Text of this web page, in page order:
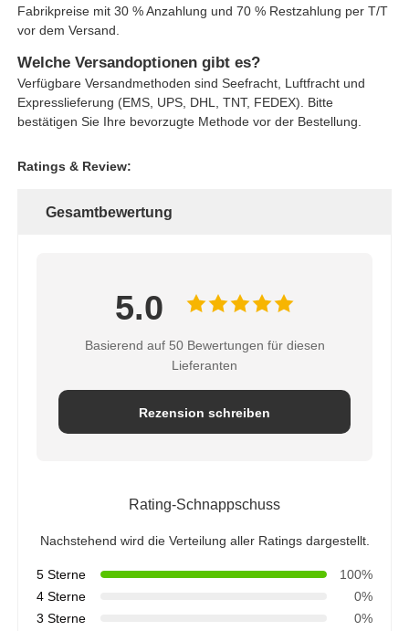
Fabrikpreise mit 30 % Anzahlung und 70 % Restzahlung per T/T
vor dem Versand.
Welche Versandoptionen gibt es?
Verfügbare Versandmethoden sind Seefracht, Luftfracht und
Expresslieferung (EMS, UPS, DHL, TNT, FEDEX). Bitte
bestätigen Sie Ihre bevorzugte Methode vor der Bestellung.
Ratings & Review:
Gesamtbewertung
5.0
Basierend auf 50 Bewertungen für diesen
Lieferanten
Rezension schreiben
Rating-Schnappschuss
Nachstehend wird die Verteilung aller Ratings dargestellt.
5 Sterne
100%
4 Sterne
0%
3 Sterne
0%